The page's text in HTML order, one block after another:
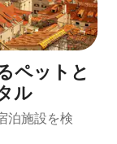
ペットと
ル
泊施設を検